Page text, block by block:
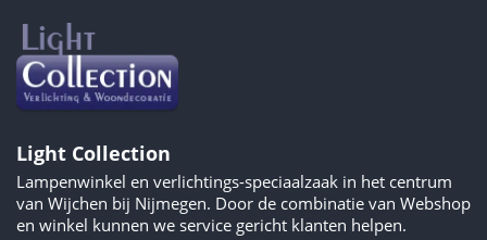
Light Collection
Lampenwinkel en verlichtings-speciaalzaak in het centrum
van Wijchen bij Nijmegen. Door de combinatie van Webshop
en winkel kunnen we service gericht klanten helpen.